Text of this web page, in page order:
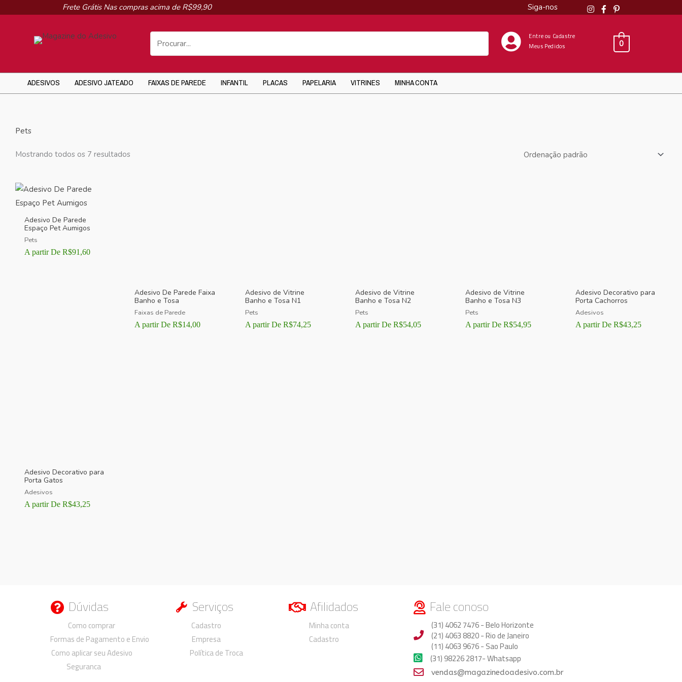
Frete Grátis Nas compras acima de R$99,90 Siga-nos
Entre ou Cadastre
Meus Pedidos
0
ADESIVOS ADESIVO JATEADO FAIXAS DE PAREDE INFANTIL PLACAS PAPELARIA VITRINES MINHA CONTA
Pets
Mostrando todos os 7 resultados
Adesivo De Parede
Espaço Pet Aumigos
Pets
A partir De R$91,60
Adesivo De Parede Faixa
Banho e Tosa
Faixas de Parede
A partir De R$14,00
Adesivo de Vitrine
Banho e Tosa N1
Pets
A partir De R$74,25
Adesivo de Vitrine
Banho e Tosa N2
Pets
A partir De R$54,05
Adesivo de Vitrine
Banho e Tosa N3
Pets
A partir De R$54,95
Adesivo Decorativo para
Porta Cachorros
Adesivos
A partir De R$43,25
Adesivo Decorativo para
Porta Gatos
Adesivos
A partir De R$43,25
Duvidas
Dúvidas
Como comprar
Formas de Pagamento e Envio
Como aplicar seu Adesivo
Seguranca
Duvidas
Serviços
Cadastro
Empresa
Política de Troca
Duvidas
Afilidados
Minha conta
Cadastro
Duvidas
Fale conoso
(31) 4062 7476 - Belo Horizonte
(21) 4063 8820 - Rio de Janeiro
(11) 4063 9676 - Sao Paulo
(31) 98226 2817- Whatsapp
vendas@magazinedoadesivo.com.br